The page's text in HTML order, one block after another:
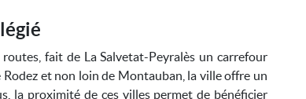
fait de La Salvetat-Peyralès un carrefour
et non loin de Montauban, la ville offre un
la proximité de ces villes permet de bénéficier